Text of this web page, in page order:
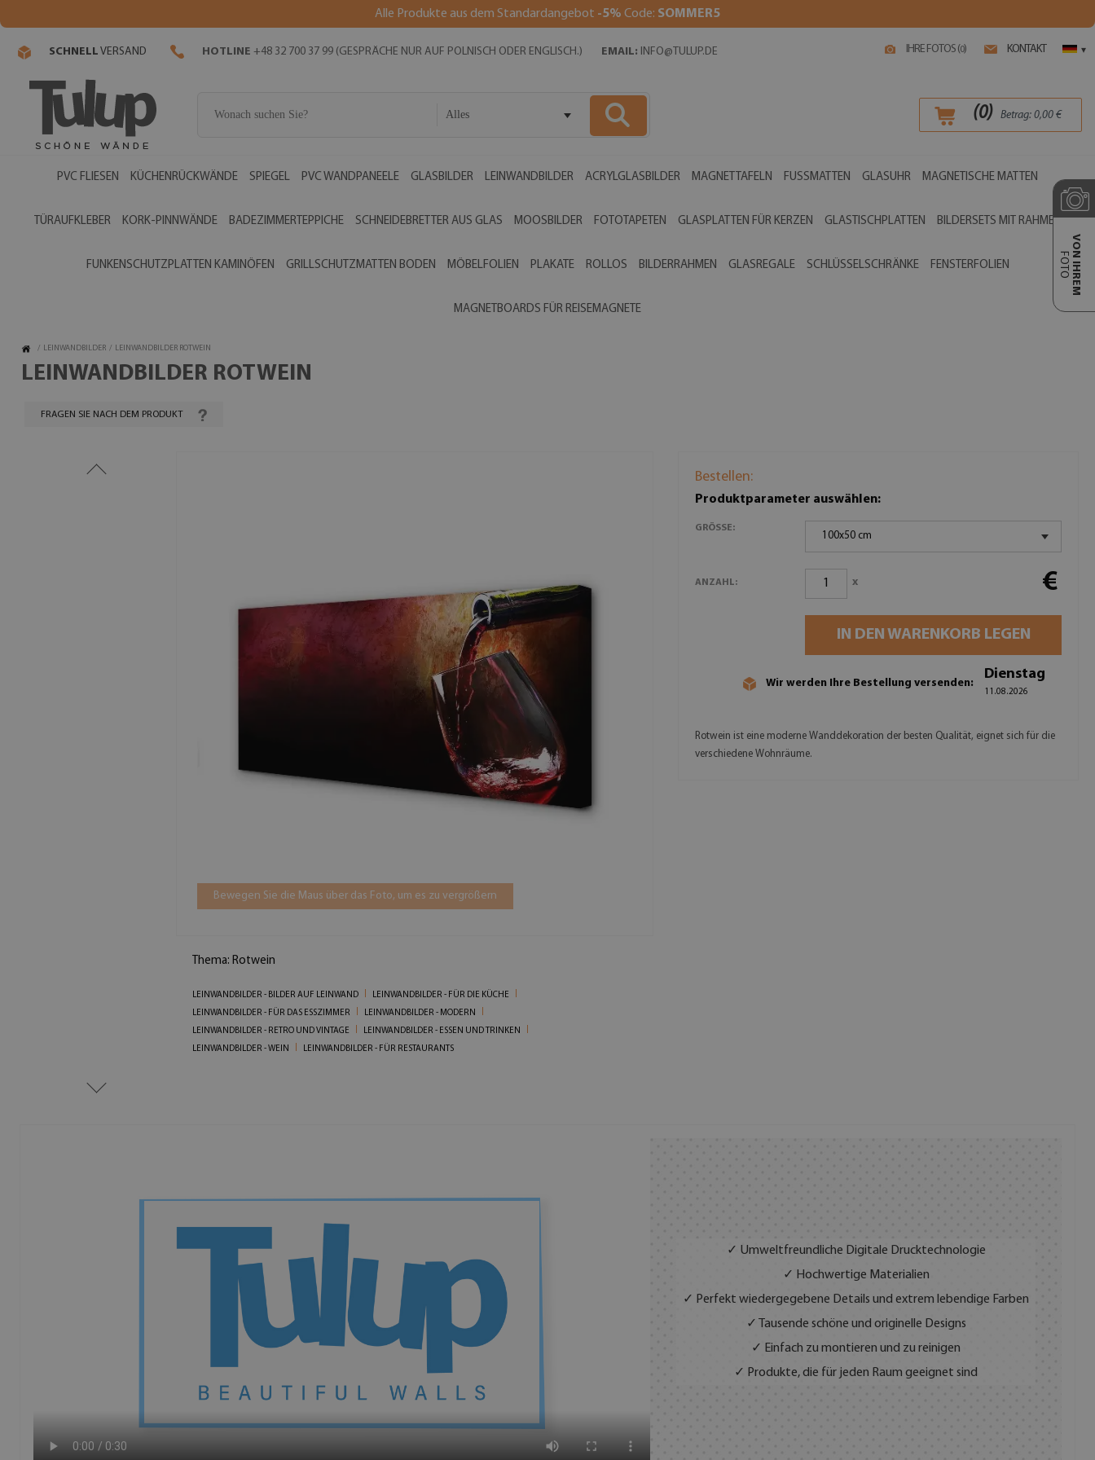
Alle Produkte aus dem Standardangebot -5% Code: SOMMER5
IHRE FOTOS (0) KONTAKT ▾
SCHNELL VERSAND HOTLINE +48 32 700 37 99 (GESPRÄCHE NUR AUF POLNISCH ODER ENGLISCH.) EMAIL: INFO@TULUP.DE
Alles (0) Betrag: 0,00€
PVC FLIESEN KÜCHENRÜCKWÄNDE SPIEGEL PVC WANDPANEELE GLASBILDER LEINWANDBILDER ACRYLGLASBILDER MAGNETTAFELN FUSSMATTEN GLASUHR MAGNETISCHE MATTEN
TÜRAUFKLEBER KORK-PINNWÄNDE BADEZIMMERTEPPICHE SCHNEIDEBRETTER AUS GLAS MOOSBILDER FOTOTAPETEN GLASPLATTEN FÜR KERZEN GLASTISCHPLATTEN BILDERSETS MIT RAHMEN
FUNKENSCHUTZPLATTEN KAMINÖFEN GRILLSCHUTZMATTEN BODEN MÖBELFOLIEN PLAKATE ROLLOS BILDERRAHMEN GLASREGALE SCHLÜSSELSCHRÄNKE FENSTERFOLIEN
MAGNETBOARDS FÜR REISEMAGNETE
VON IHREM
FOTO
/ LEINWANDBILDER / LEINWANDBILDER ROTWEIN
LEINWANDBILDER ROTWEIN
FRAGEN SIE NACH DEM PRODUKT
Bewegen Sie die Maus über das Foto, um es zu vergrößern
Thema: Rotwein
LEINWANDBILDER - BILDER AUF LEINWAND
LEINWANDBILDER - FÜR DIE KÜCHE
LEINWANDBILDER - FÜR DAS ESSZIMMER
LEINWANDBILDER - MODERN
LEINWANDBILDER - RETRO UND VINTAGE
LEINWANDBILDER - ESSEN UND TRINKEN
LEINWANDBILDER - WEIN
LEINWANDBILDER - FÜR RESTAURANTS
Bestellen:
Produktparameter auswählen:
GRÖSSE:
100x50 cm
ANZAHL: x €
IN DEN WARENKORB LEGEN
Wir werden Ihre Bestellung versenden:
Dienstag
11.08.2026
Rotwein ist eine moderne Wanddekoration der besten Qualität, eignet sich für die
verschiedene Wohnräume.
✓ Umweltfreundliche Digitale Drucktechnologie
✓ Hochwertige Materialien
✓ Perfekt wiedergegebene Details und extrem lebendige Farben
✓ Tausende schöne und originelle Designs
✓ Einfach zu montieren und zu reinigen
✓ Produkte, die für jeden Raum geeignet sind